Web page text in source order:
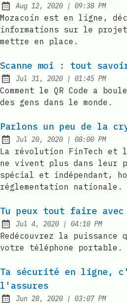
Published:
Aug 12, 2020 | at
09:38 PM
Mozacoin est en ligne,
informations sur le
mettre en place.
Scanne moi : tout
Published:
Jul 31, 2020 | at
01:45 PM
Comment le QR Code a
des gens dans le monde.
Parlons un peu de la
Published:
Jul 20, 2020 | at
08:00 PM
La révolution FinTech et
ne vivent plus dans leur
spécial et indépendant,
réglementation nationale.
Tu peux tout faire avec
Published:
Jul 4, 2020 | at
04:10 PM
Redécouvrez la puissance
votre téléphone portable.
Ta sécurité en ligne,
l'assures
Jun 28, 2020 | at
03:07 PM